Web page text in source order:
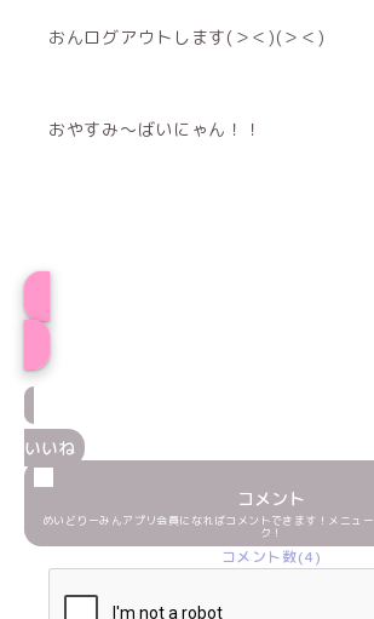
おんログアウトします(＞＜)(＞＜)
おやすみ〜ばいにゃん！！
いいね
コメント
めいどりーみんアプリ会員になればコメントできます！メニュ
ク！
コメント数(4)